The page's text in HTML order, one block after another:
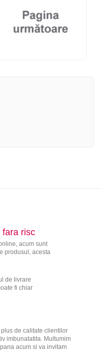
fara risc
acum sunt
produsul, acesta
de livrare
fi chiar
de calitate clientilor
imbunatatita. Multumim
acum si va invitam